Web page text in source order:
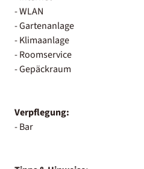
- WLAN
- Gartenanlage
- Klimaanlage
- Roomservice
- Gepäckraum
Verpflegung:
- Bar